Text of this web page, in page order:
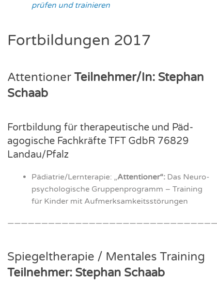
prü­fen und trai­nie­ren
Fort­bil­dun­gen 2017
Atten­tio­ner Teilnehmer/In: Ste­phan
Schaab
Fort­bil­dung für the­ra­peu­ti­sche und Päd­
ago­gi­sche Fach­kräf­te TFT GdbR 76829
Landau/Pfalz
Pädiatrie/Lernterapie: „Atten­tio­ner“: Das Neu­ro­
psy­cho­lo­gi­sche Grup­pen­pro­gramm – Trai­ning
für Kin­der mit Auf­merk­sam­keits­stö­run­gen
Spie­gel­the­ra­pie / Men­ta­les Trai­ning
Teil­neh­mer: Ste­phan Schaab